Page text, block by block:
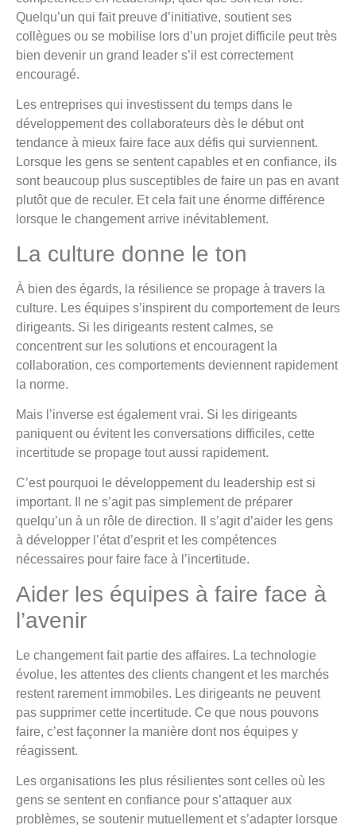
Quelqu’un qui fait preuve d’initiative, soutient ses
collègues ou se mobilise lors d’un projet difficile peut très
bien devenir un grand leader s’il est correctement
encouragé.
Les entreprises qui investissent du temps dans le
développement des collaborateurs dès le début ont
tendance à mieux faire face aux défis qui surviennent.
Lorsque les gens se sentent capables et en confiance, ils
sont beaucoup plus susceptibles de faire un pas en avant
plutôt que de reculer. Et cela fait une énorme différence
lorsque le changement arrive inévitablement.
La culture donne le ton
À bien des égards, la résilience se propage à travers la
culture. Les équipes s’inspirent du comportement de leurs
dirigeants. Si les dirigeants restent calmes, se
concentrent sur les solutions et encouragent la
collaboration, ces comportements deviennent rapidement
la norme.
Mais l’inverse est également vrai. Si les dirigeants
paniquent ou évitent les conversations difficiles, cette
incertitude se propage tout aussi rapidement.
C’est pourquoi le développement du leadership est si
important. Il ne s’agit pas simplement de préparer
quelqu’un à un rôle de direction. Il s’agit d’aider les gens
à développer l’état d’esprit et les compétences
nécessaires pour faire face à l’incertitude.
Aider les équipes à faire face à
l’avenir
Le changement fait partie des affaires. La technologie
évolue, les attentes des clients changent et les marchés
restent rarement immobiles. Les dirigeants ne peuvent
pas supprimer cette incertitude. Ce que nous pouvons
faire, c’est façonner la manière dont nos équipes y
réagissent.
Les organisations les plus résilientes sont celles où les
gens se sentent en confiance pour s’attaquer aux
problèmes, se soutenir mutuellement et s’adapter lorsque